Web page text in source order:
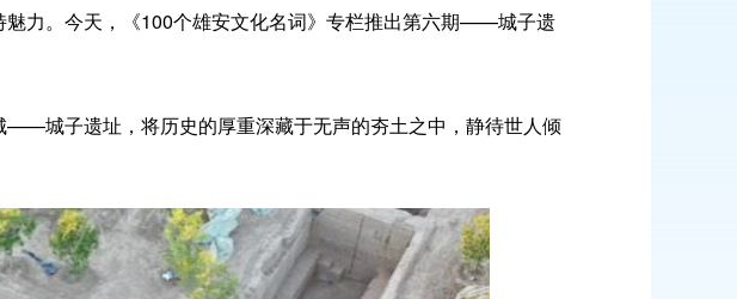
力。今天，《100个雄安文化名词》专栏推出第六期——城子遗
城子遗址，将历史的厚重深藏于无声的夯土之中，静待世人倾